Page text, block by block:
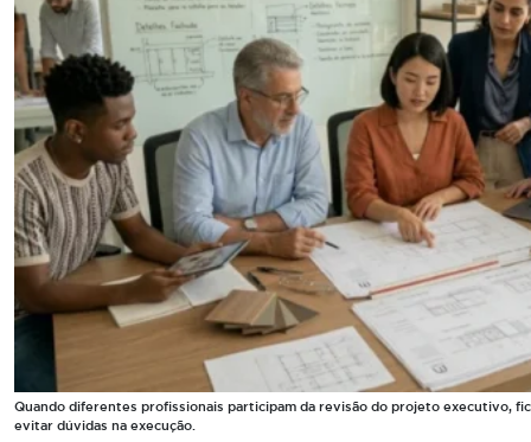
Quando diferentes profissionais participam da revisão do projeto executivo,
evitar dúvidas na execução.